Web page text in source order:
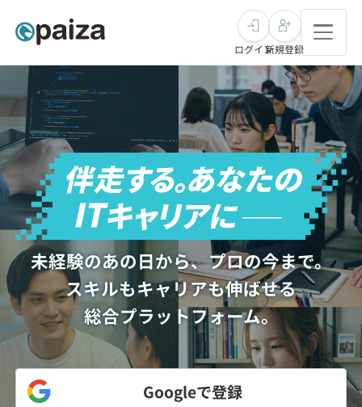
転職・キャリア
求人検索
インタビュー
転職成功ガイド
転職エージェント
未経験転職
求人検索
インタビュー
転職成功ガイド
新卒就活
求人検索
本選考
インターン
新卒エージェント
学習
講座一覧
問題集
4択課題
スキルチェック
プログラミング言語
SQL
ゲーム・マンガ
メディア
ログイン新規登録
未経験のあの日から、プロの今まで。
スキルもキャリアも伸ばせる
総合プラットフォーム。
Googleで登録